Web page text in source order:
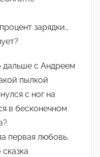
зарядки…
дальше с Андреем
пылкой
с ног на
в бесконечном
первая любовь,